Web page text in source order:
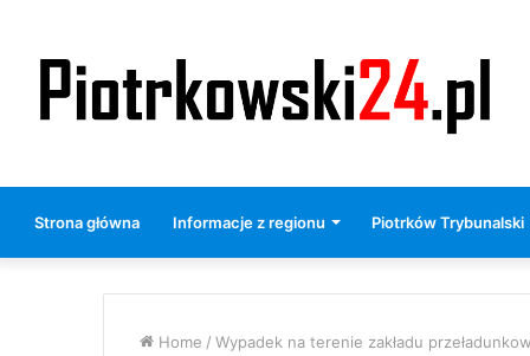
Strona główna Informacje z regionu Piotrków Trybunalski
Home / Wypadek na terenie zakładu